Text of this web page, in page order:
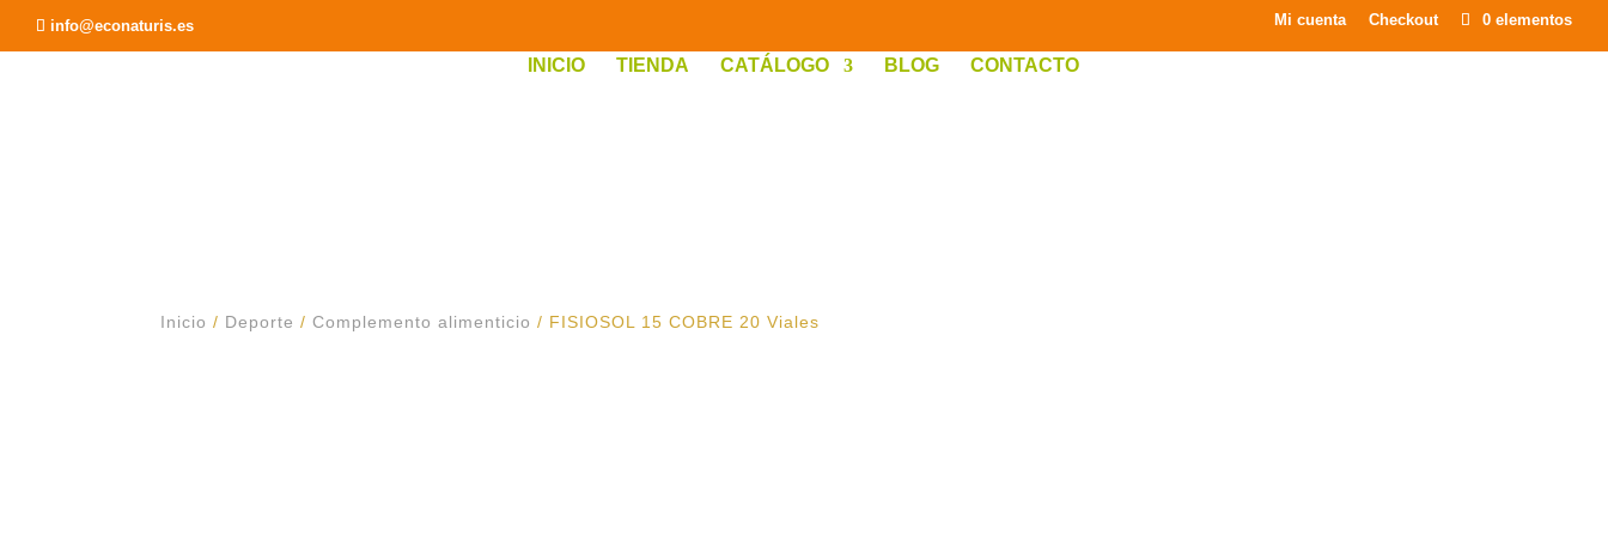
info@econaturis.es Mi cuenta Checkout 0 elementos
INICIO TIENDA CATÁLOGO BLOG CONTACTO
Inicio / Deporte /Complemento alimenticio / FISIOSOL 15 COBRE 20 Viales